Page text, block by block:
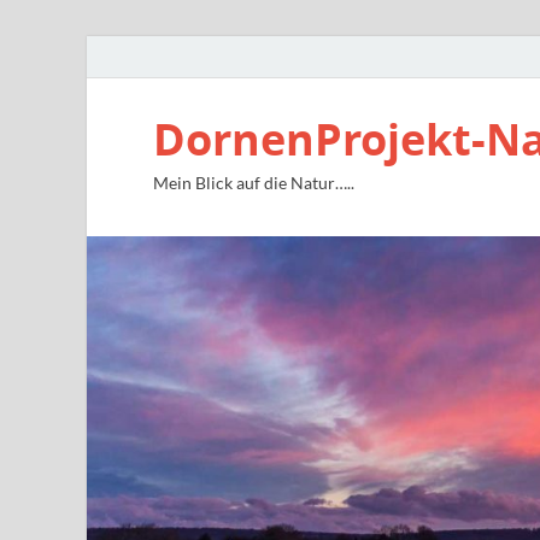
DornenProjekt-
Mein Blick auf die Natur…..